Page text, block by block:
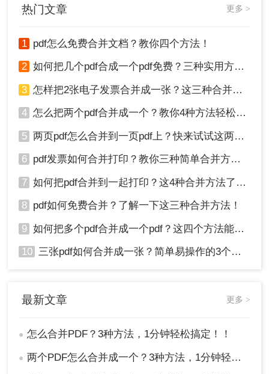
热门文章 更多 >
1 pdf怎么免费合并文档？教你四个方法！
2 如何把几个pdf合成一个pdf免费？三种实用方法分享！
3 怎样把2张电子发票合并成一张？这三种合并方法学习一下!
4 怎么把两个pdf合并成一个？教你4种方法轻松完成合并！
5 两页pdf怎么合并到一页pdf上？快来试试这两种方法吧！
6 pdf发票如何合并打印？教你三种简单合并方法！
7 如何把pdf合并到一起打印？这4种合并方法了解一下！
8 pdf如何免费合并？了解一下这三种合并方法！
9 如何把多个pdf合并成一个pdf？这四个方法能帮助大家！
10 三张pdf如何合并成一张？简单易操作的3个方法！
最新文章 更多 >
● 怎么合并PDF？3种方法，1分钟轻松搞定！！
● 两个PDF怎么合并成一个？3种方法，1分钟轻松搞定！